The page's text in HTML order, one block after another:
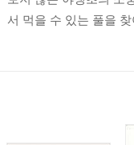
서 먹을 수 있는 풀을